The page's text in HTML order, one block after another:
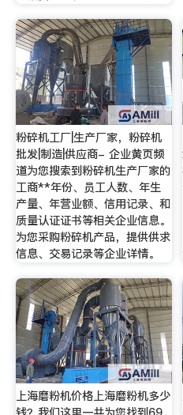
粉碎机工厂|生产厂家，粉碎机
批发|制造|供应商- 企业黄页频
道为您搜索到粉碎机生产厂家的
工商**年份、员工人数、年生
产量、年营业额、信用记录、和
质量认证证书等相关企业信息。
为您采购粉碎机产品，提供供求
信息、交易记录等企业详情。
上海磨粉机价格上海磨粉机多少